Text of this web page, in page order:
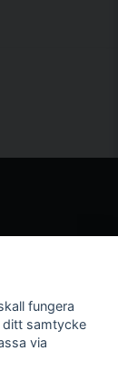
fungera
ditt samtycke
via